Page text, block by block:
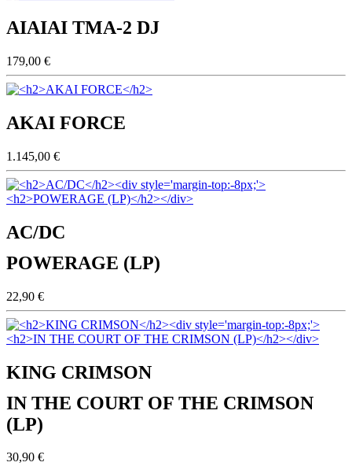
AIAIAI TMA-2 DJ
179,00 €
AKAI FORCE
1.145,00 €
AC/DC
POWERAGE (LP)
22,90 €
KING CRIMSON
IN THE COURT OF THE CRIMSON
(LP)
30,90 €